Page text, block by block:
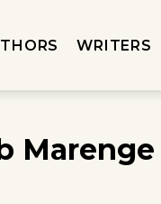
WRITERS
Marenge